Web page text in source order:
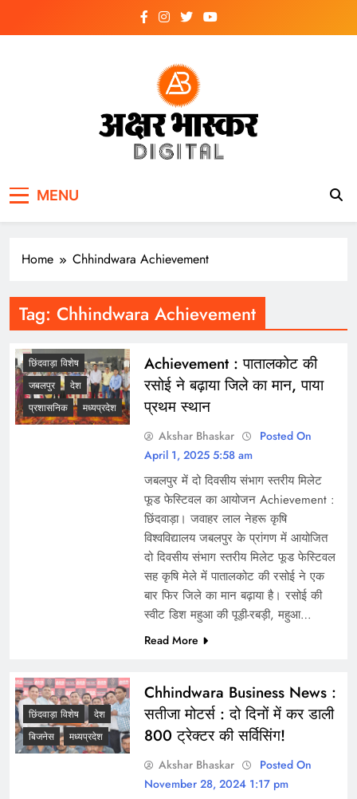
MENU
Home Chhindwara Achievement
Tag: Chhindwara Achievement
छिंदवाड़ा विशेष
जबलपुर
देश
प्रशासनिक
मध्यप्रदेश
Achievement : पातालकोट की
रसोई ने बढ़ाया जिले का मान, पाया
प्रथम स्थान
Akshar Bhaskar
Posted On
April 1, 2025 5:58 am
जबलपुर में दो दिवसीय संभाग स्तरीय मिलेट
फूड फेस्टिवल का आयोजन Achievement :
छिंदवाड़ा। जवाहर लाल नेहरू कृषि
विश्वविद्यालय जबलपुर के प्रांगण में आयोजित
दो दिवसीय संभाग स्तरीय मिलेट फूड फेस्टिवल
सह कृषि मेले में पातालकोट की रसोई ने एक
बार फिर जिले का मान बढ़ाया है। रसोई की
स्वीट डिश महुआ की पूड़ी-रबड़ी, महुआ…
Read More
छिंदवाड़ा विशेष
देश
बिजनेस
मध्यप्रदेश
Chhindwara Business News :
सतीजा मोटर्स : दो दिनों में कर डाली
800 ट्रेक्टर की सर्विसिंग!
Akshar Bhaskar
Posted On
November 28, 2024 1:17 pm